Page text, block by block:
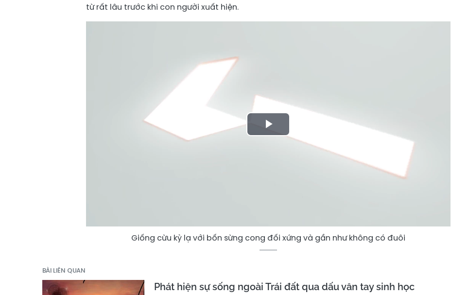
từ rất lâu trước khi con người xuất hiện.
Play
Giống cừu kỳ lạ với bốn sừng cong đối xứng và gần như không có đuôi
BÀI LIÊN QUAN
Phát hiện sự sống ngoài Trái đất qua dấu vân tay sinh học